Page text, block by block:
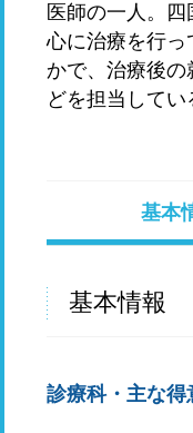
医師の一人。
心に治療を行
かで、治療後
どを担当して
基本
基本情報
診療科・主な得